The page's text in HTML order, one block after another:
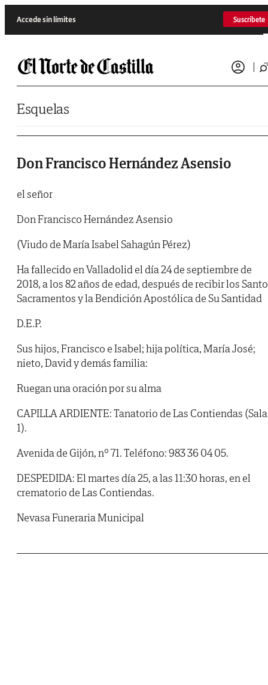
Accede sin límites Suscríbete
Esquelas
Don Francisco Hernández Asensio
el señor
Don Francisco Hernández Asensio
(Viudo de María Isabel Sahagún Pérez)
Ha fallecido en Valladolid el día 24 de septiembre de
2018, a los 82 años de edad, después de recibir los
Sacramentos y la Bendición Apostólica de Su Santidad
D.E.P.
Sus hijos, Francisco e Isabel; hija política, María José;
nieto, David y demás familia:
Ruegan una oración por su alma
CAPILLA ARDIENTE: Tanatorio de Las Contiendas (Sala
1).
Avenida de Gijón, nº 71. Teléfono: 983 36 04 05.
DESPEDIDA: El martes día 25, a las 11:30 horas, en el
crematorio de Las Contiendas.
Nevasa Funeraria Municipal